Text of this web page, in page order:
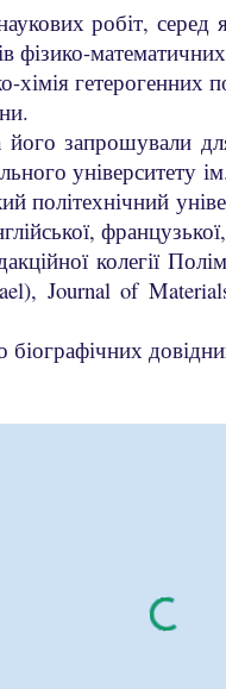
робіт,
фізико-
хімія
запрошували
університету
колегії
Journal of